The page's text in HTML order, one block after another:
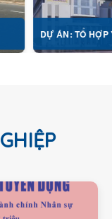
ÁN: TỔ HỢP Y TẾ...